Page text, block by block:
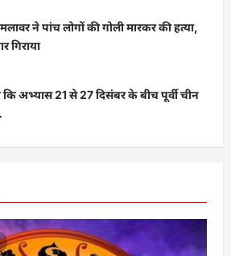
ने पांच लोगों की गोली मारकर की हत्या,
गिराया
कि अभ्यास 21 से 27 दिसंबर के बीच पूर्वी चीन